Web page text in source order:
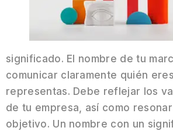
significado. El nombre de tu
comunicar claramente quién
representas. Debe reflejar los
de tu empresa, así como
objetivo. Un nombre con un